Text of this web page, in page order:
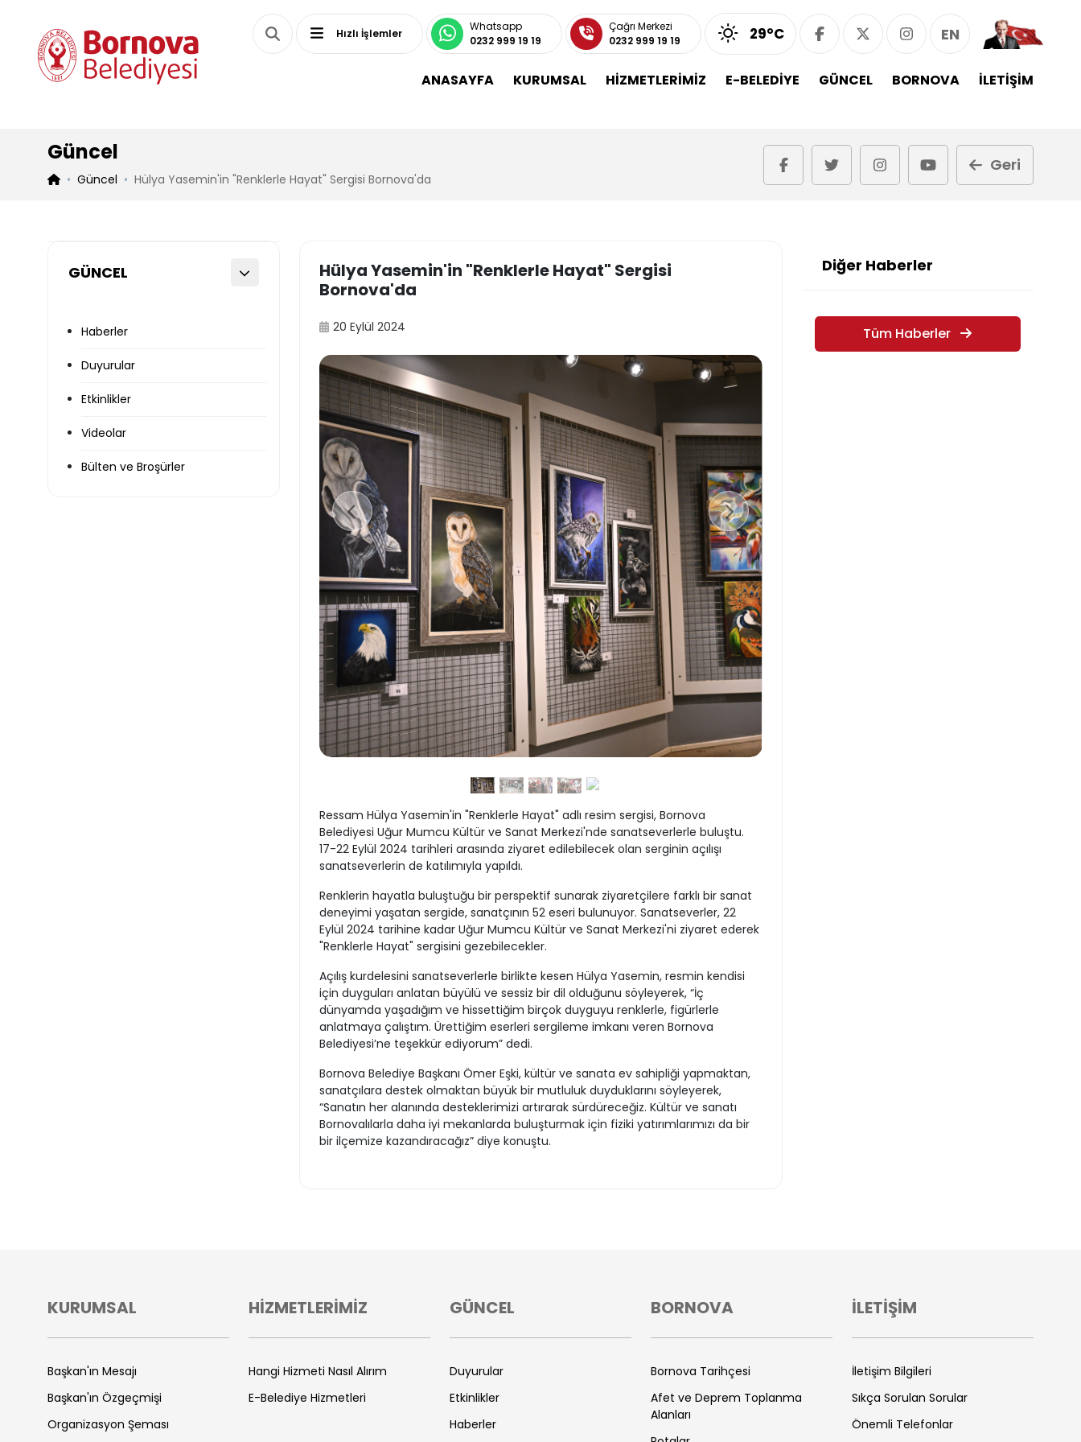
Hızlı İşlemler
Whatsapp
0232 999 19 19
Çağrı Merkezi
0232 999 19 19
29°C EN
ANASAYFA KURUMSAL HİZMETLERİMİZ E-BELEDİYE GÜNCEL BORNOVA İLETİŞİM
Güncel
Güncel Hülya Yasemin'in "Renklerle Hayat" Sergisi Bornova'da
Geri
GÜNCEL
Haberler
Duyurular
Etkinlikler
Videolar
Bülten ve Broşürler
Hülya Yasemin'in "Renklerle Hayat" Sergisi
Bornova'da
20 Eylül 2024
Ressam Hülya Yasemin'in "Renklerle Hayat" adlı resim sergisi, Bornova
Belediyesi Uğur Mumcu Kültür ve Sanat Merkezi'nde sanatseverlerle buluştu.
17-22 Eylül 2024 tarihleri arasında ziyaret edilebilecek olan serginin açılışı
sanatseverlerin de katılımıyla yapıldı.
Renklerin hayatla buluştuğu bir perspektif sunarak ziyaretçilere farklı bir sanat
deneyimi yaşatan sergide, sanatçının 52 eseri bulunuyor. Sanatseverler, 22
Eylül 2024 tarihine kadar Uğur Mumcu Kültür ve Sanat Merkezi'ni ziyaret ederek
"Renklerle Hayat" sergisini gezebilecekler.
Açılış kurdelesini sanatseverlerle birlikte kesen Hülya Yasemin, resmin kendisi
için duyguları anlatan büyülü ve sessiz bir dil olduğunu söyleyerek, “İç
dünyamda yaşadığım ve hissettiğim birçok duyguyu renklerle, figürlerle
anlatmaya çalıştım. Ürettiğim eserleri sergileme imkanı veren Bornova
Belediyesi’ne teşekkür ediyorum” dedi.
Bornova Belediye Başkanı Ömer Eşki, kültür ve sanata ev sahipliği yapmaktan,
sanatçılara destek olmaktan büyük bir mutluluk duyduklarını söyleyerek,
“Sanatın her alanında desteklerimizi artırarak sürdüreceğiz. Kültür ve sanatı
Bornovalılarla daha iyi mekanlarda buluşturmak için fiziki yatırımlarımızı da bir
bir ilçemize kazandıracağız” diye konuştu.
Diğer Haberler
Tüm Haberler
KURUMSAL
Başkan'ın Mesajı
Başkan'ın Özgeçmişi
Organizasyon Şeması
HİZMETLERİMİZ
Hangi Hizmeti Nasıl Alırım
E-Belediye Hizmetleri
GÜNCEL
Duyurular
Etkinlikler
Haberler
BORNOVA
Bornova Tarihçesi
Afet ve Deprem Toplanma
Alanları
İLETİŞİM
İletişim Bilgileri
Sıkça Sorulan Sorular
Önemli Telefonlar